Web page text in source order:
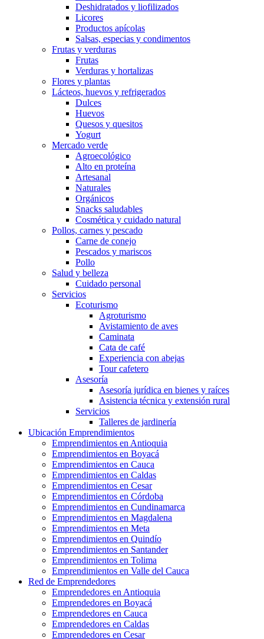
Deshidratados y liofilizados
Licores
Productos apícolas
Salsas, especias y condimentos
Frutas y verduras
Frutas
Verduras y hortalizas
Flores y plantas
Lácteos, huevos y refrigerados
Dulces
Huevos
Quesos y quesitos
Yogurt
Mercado verde
Agroecológico
Alto en proteína
Artesanal
Naturales
Orgánicos
Snacks saludables
Cosmética y cuidado natural
Pollos, carnes y pescado
Carne de conejo
Pescados y mariscos
Pollo
Salud y belleza
Cuidado personal
Servicios
Ecoturismo
Agroturismo
Avistamiento de aves
Caminata
Cata de café
Experiencia con abejas
Tour cafetero
Asesoría
Asesoría jurídica en bienes y raíces
Asistencia técnica y extensión rural
Servicios
Talleres de jardinería
Ubicación Emprendimientos
Emprendimientos en Antioquia
Emprendimientos en Boyacá
Emprendimientos en Cauca
Emprendimientos en Caldas
Emprendimientos en Cesar
Emprendimientos en Córdoba
Emprendimientos en Cundinamarca
Emprendimientos en Magdalena
Emprendimientos en Meta
Emprendimientos en Quindío
Emprendimientos en Santander
Emprendimientos en Tolima
Emprendimientos en Valle del Cauca
Red de Emprendedores
Emprendedores en Antioquia
Emprendedores en Boyacá
Emprendedores en Cauca
Emprendedores en Caldas
Emprendedores en Cesar